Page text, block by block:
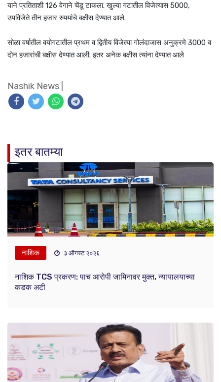
याने प्रतिताशी 126 वेगाने चेंडू टाकला. खुल्या गटातील विजेत्यास 5000,
उपविजेते तीन हजार रुपयांचे बक्षीस देण्यात आले.
सोळा वर्षातील वयोगटातील प्रथम व द्वितीय विजेत्या गोलंदाजास अनुक्रमे 3000 व
दोन हजारांची बक्षीस देण्यात आली. इतर अनेक बक्षीस त्यांना देण्यात आले
Nashik News
इतर बातम्या
नाशिक ३ ऑगस्ट २०२६
नाशिक TCS प्रकरण: पाच आरोपी जामिनावर मुक्त, न्यायालयाच्या
कडक अटी